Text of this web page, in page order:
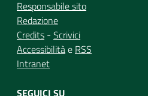
Responsabile sito
Redazione
Credits - Scrivici
Accessibilitàe RSS
Intranet
SEGUICI SU